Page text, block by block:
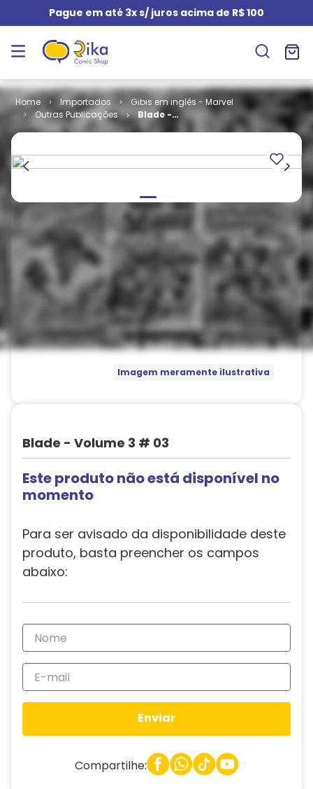
Pague em até 3x s/ juros acima de R$ 100
Importados
Gibis em inglês - Marvel
Outras Publicações
Blade -
Volume 3 # 03
Imagem meramente ilustrativa
Blade - Volume 3 # 03
Este produto não está disponível no
momento
Para ser avisado da disponibilidade deste
produto, basta preencher os campos
abaixo:
Enviar
Compartilhe: